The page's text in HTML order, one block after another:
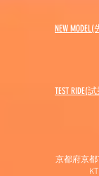
NEW MODEL(
​TEST RIDE(
京都府京